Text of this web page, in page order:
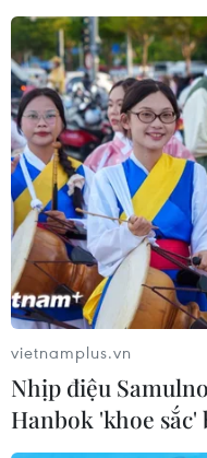
vietnamplus.vn
Nhịp điệu
Hanbok 'khoe sắc'